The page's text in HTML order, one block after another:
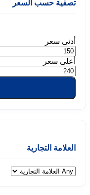
تصفية حسب السعر
أدنى سعر
أعلى سعر
العلامة التجارية